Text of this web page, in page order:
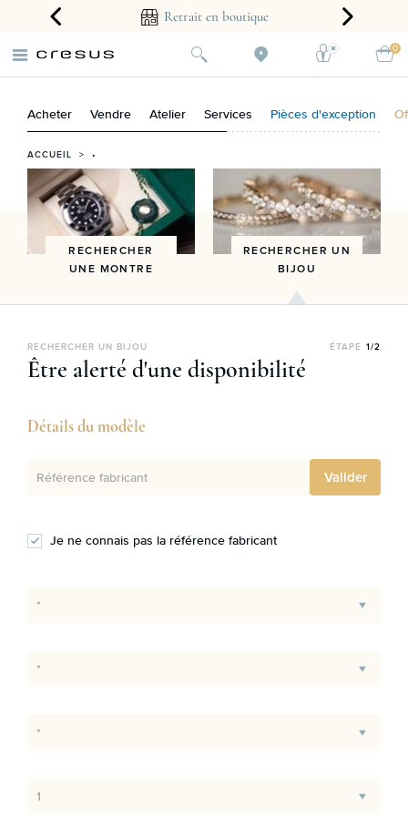
2 ans Retrait en boutique
0
Acheter Vendre Atelier Services Pièces d'exception
ACCUEIL > •
RECHERCHER
UNE MONTRE
RECHERCHER UN
BIJOU
RECHERCHER UN BIJOU ÉTAPE 1/2
Être alerté d'une disponibilité
Détails du modèle
Référence fabricant Valider
Je ne connais pas la référence fabricant
*
*
*
1